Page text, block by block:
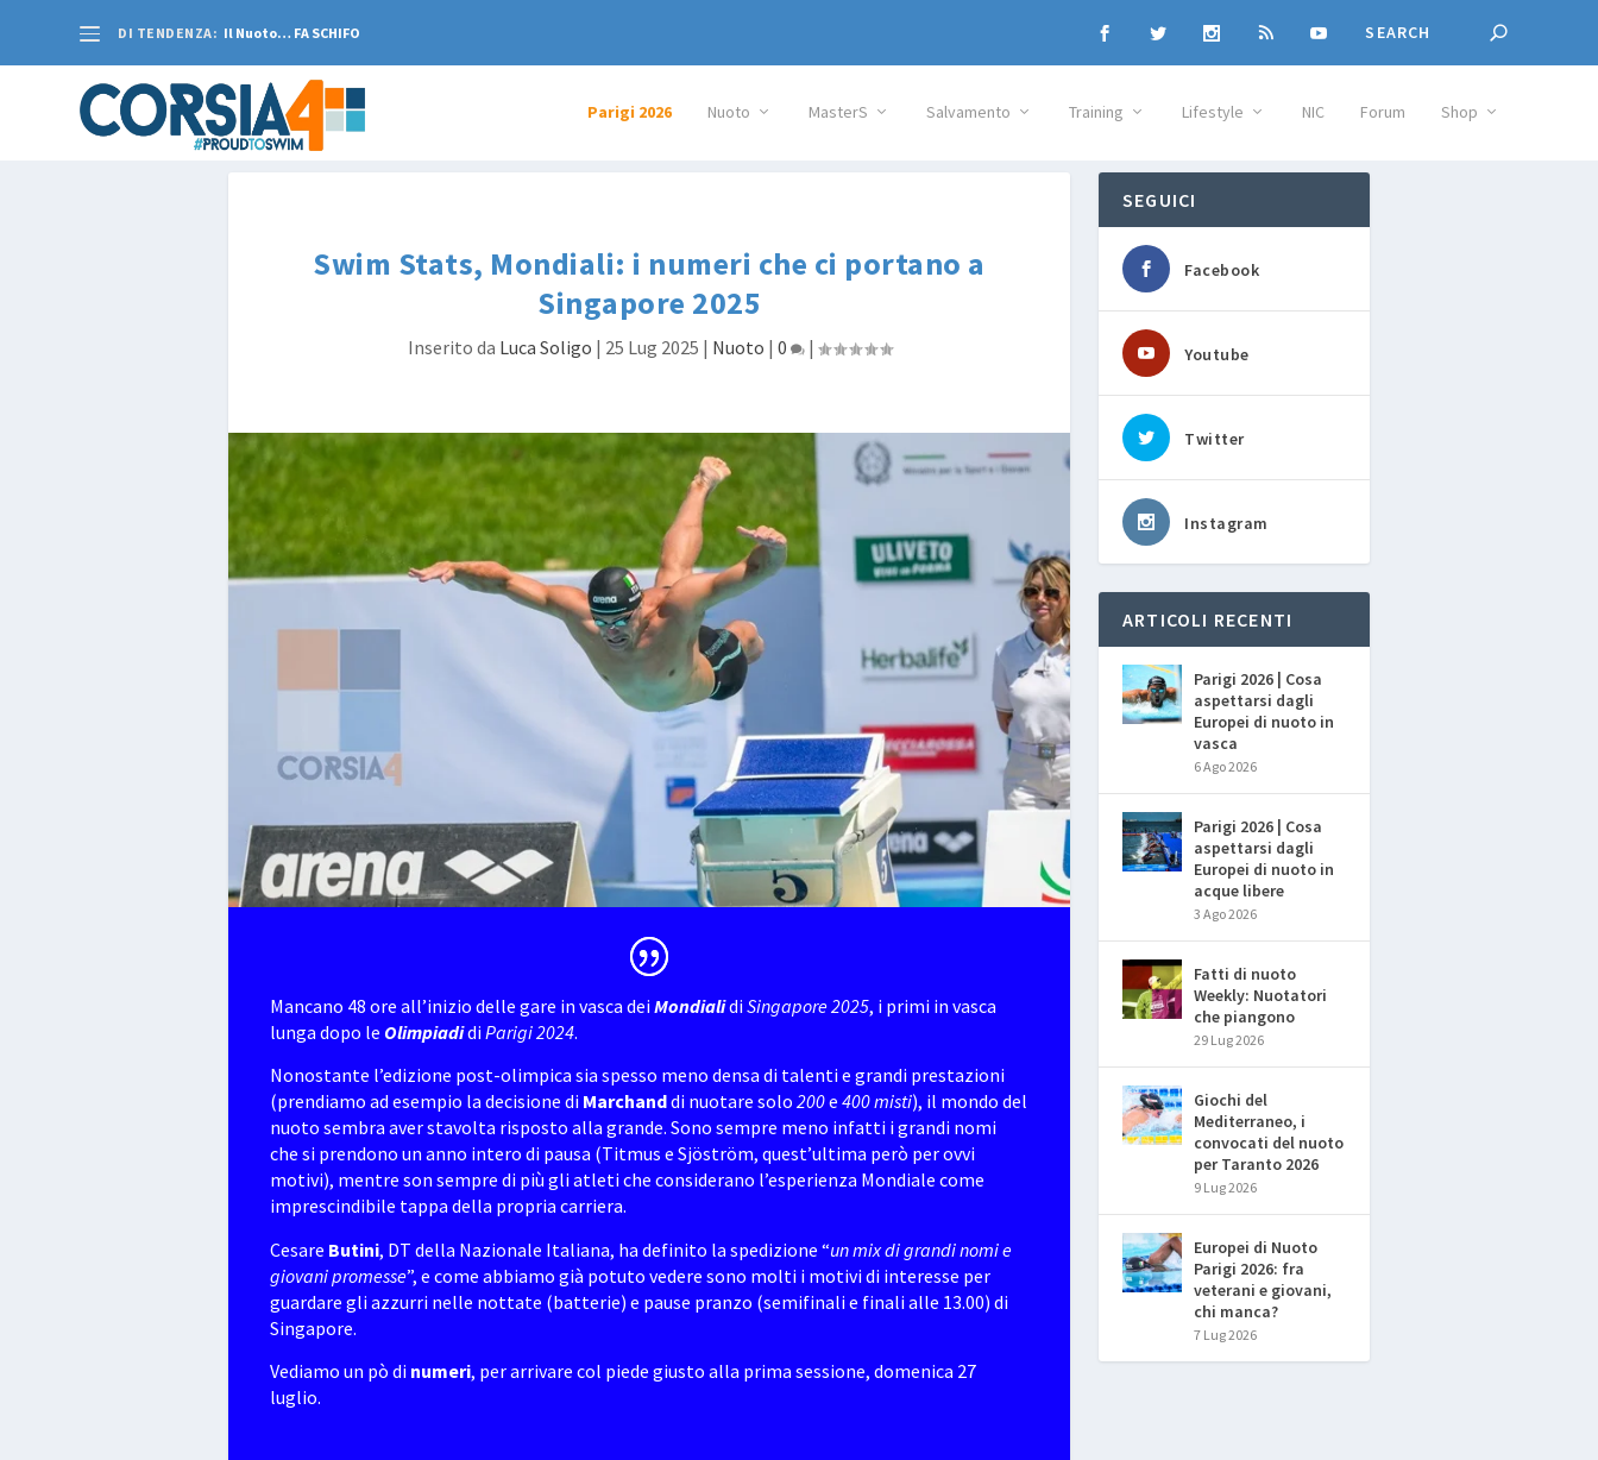
DI TENDENZA: Il Nuoto… FA SCHIFO
Parigi 2026 Nuoto MasterS Salvamento Training Lifestyle NIC Forum Shop
Swim Stats, Mondiali: i numeri che ci portano a
Singapore 2025
Inserito da Luca Soligo | 25 Lug 2025 | Nuoto | 0 |
Mancano 48 ore all’inizio delle gare in vasca deiMondialidiSingapore 2025, i primi in vasca
lunga dopo le OlimpiadidiParigi 2024.
Nonostante l’edizione post-olimpica sia spesso meno densa di talenti e grandi prestazioni
(prendiamo ad esempio la decisione di Marchanddi nuotare solo200e400misti), il mondo del
nuoto sembra aver stavolta risposto alla grande. Sono sempre meno infatti i grandi nomi
che si prendono un anno intero di pausa (Titmus e Sjöström, quest’ultima però per ovvi
motivi), mentre son sempre di più gli atleti che considerano l’esperienza Mondiale come
imprescindibile tappa della propria carriera.
Cesare Butini, DT della Nazionale Italiana, ha definito la spedizione “un mix di grandi nomi e
giovani promesse”, e come abbiamo già potuto vedere sono molti i motivi di interesse per
guardare gli azzurri nelle nottate (batterie) e pause pranzo (semifinali e finali alle 13.00) di
Singapore.
Vediamo un pò di numeri, per arrivare col piede giusto alla prima sessione, domenica 27
luglio.
SEGUICI
Facebook
Youtube
Twitter
Instagram
ARTICOLI RECENTI
Parigi 2026 | Cosa
aspettarsi dagli
Europei di nuoto in
vasca
6 Ago 2026
Parigi 2026 | Cosa
aspettarsi dagli
Europei di nuoto in
acque libere
3 Ago 2026
Fatti di nuoto
Weekly: Nuotatori
che piangono
29 Lug 2026
Giochi del
Mediterraneo, i
convocati del nuoto
per Taranto 2026
9 Lug 2026
Europei di Nuoto
Parigi 2026: fra
veterani e giovani,
chi manca?
7 Lug 2026